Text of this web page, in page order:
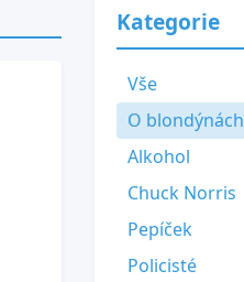
Kategorie
Vše
O blondýnách
Alkohol
Chuck Norris
Pepíček
Policisté